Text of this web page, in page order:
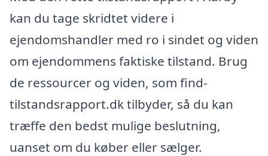
kan du tage skridtet videre i
ejendomshandler med ro i sindet og viden
om ejendommens faktiske tilstand. Brug
de ressourcer og viden, som find-
tilstandsrapport.dk tilbyder, så du kan
træffe den bedst mulige beslutning,
uanset om du køber eller sælger.